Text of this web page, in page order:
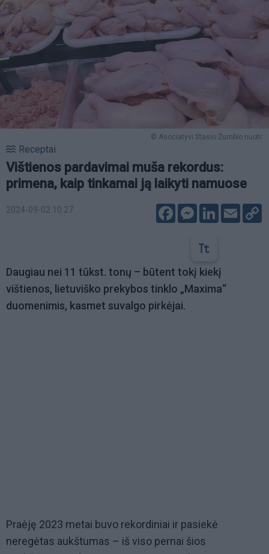
© Asociatyvi Stasio Žumbio nuotr.
Receptai
Vištienos pardavimai muša rekordus:
primena, kaip tinkamai ją laikyti namuose
2024-09-02 10:27 FacebookMessenger
LinkedIn
Email
Daugiau nei 11 tūkst. tonų – būtent tokį kiekį
vištienos, lietuviško prekybos tinklo „Maxima“
duomenimis, kasmet suvalgo pirkėjai.
Praėję 2023 metai buvo rekordiniai ir pasiekė
neregėtas aukštumas – iš viso pernai šios